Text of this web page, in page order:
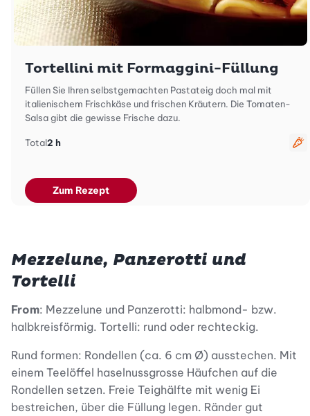
Tortellini mit Formaggini-Füllung
Füllen Sie Ihren selbstgemachten Pastateig doch mal mit
italienischem Frischkäse und frischen Kräutern. Die Tomaten-
Salsa gibt die gewisse Frische dazu.
Total2 h
Zum Rezept
Mezzelune, Panzerotti und
Tortelli
From: Mezzelune und Panzerotti: halbmond- bzw.
halbkreisförmig. Tortelli: rund oder rechteckig.
Rund formen: Rondellen (ca. 6 cm Ø) ausstechen. Mit
einem Teelöffel haselnussgrosse Häufchen auf die
Rondellen setzen. Freie Teighälfte mit wenig Ei
bestreichen, über die Füllung legen. Ränder gut